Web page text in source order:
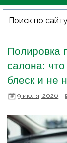
Полировка
салона:
блеск и не
9 июля, 2026